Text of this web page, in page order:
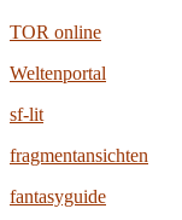
TOR online
Weltenportal
sf-lit
fragmentansichten
fantasyguide